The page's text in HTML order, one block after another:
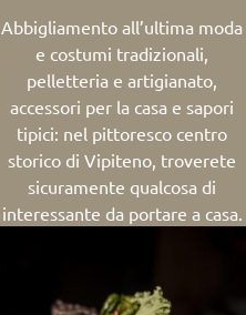
Abbigliamento all’ultima moda
e costumi tradizionali,
pelletteria e artigianato,
accessori per la casa e sapori
tipici: nel pittoresco centro
storico di Vipiteno, troverete
sicuramente qualcosa di
interessante da portare a casa.